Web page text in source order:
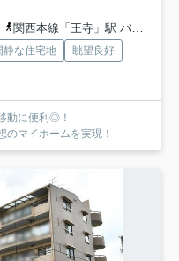
関西本線「王寺」駅 バス5分 「中山台２丁目」 停歩2分
静な住宅地
眺望良好
動に便利◎！
マイホームを実現！